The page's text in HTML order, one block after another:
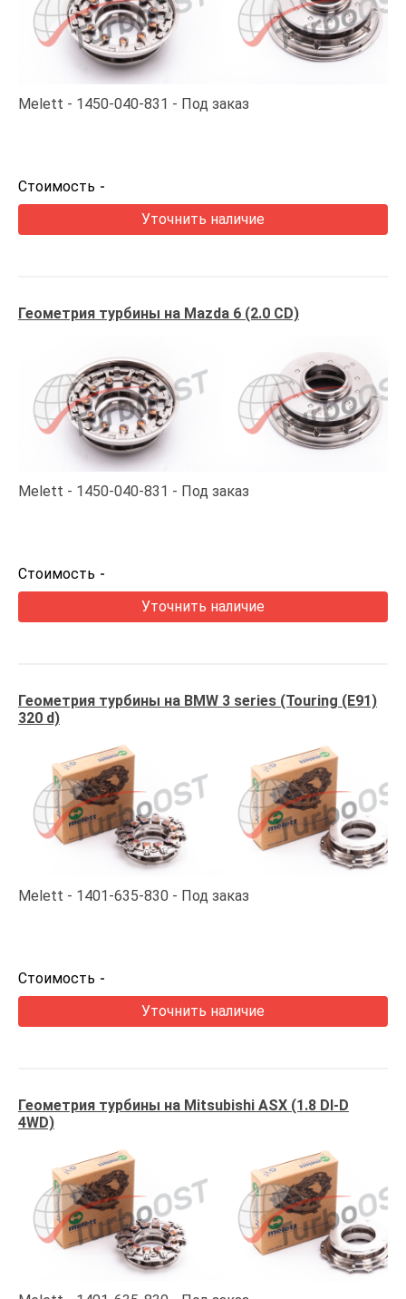
Melett 1450-040-831 Под заказ
Стоимость -
Уточнить наличие
Геометрия турбины на Mazda 6 (2.0 CD)
Melett 1450-040-831 Под заказ
Стоимость -
Уточнить наличие
Геометрия турбины на BMW 3 series (Touring (E91)
320 d)
Melett 1401-635-830 Под заказ
Стоимость -
Уточнить наличие
Геометрия турбины на Mitsubishi ASX (1.8 DI-D
4WD)